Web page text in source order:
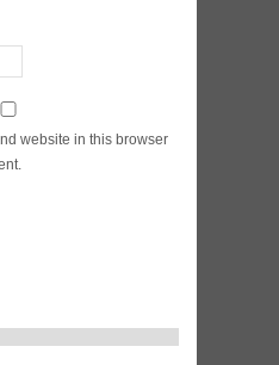
website in this browser